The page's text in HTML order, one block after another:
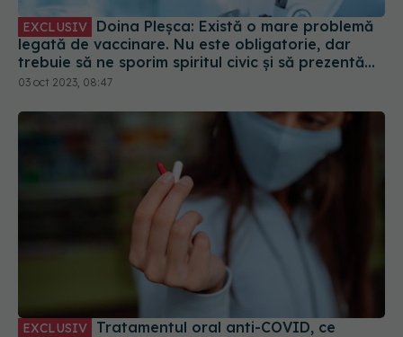
trebuie să ne sporim spiritul civic și să prezentăm
corect minusurile și plusurile fiecărui vaccin
03 oct 2023, 08:47
trebuie să știi. Prof. dr. Aysel Florescu: Este
demonstrat ca eficiență virală. A redus foarte
mult riscul de spitalizare
15 sep 2024, 22:33